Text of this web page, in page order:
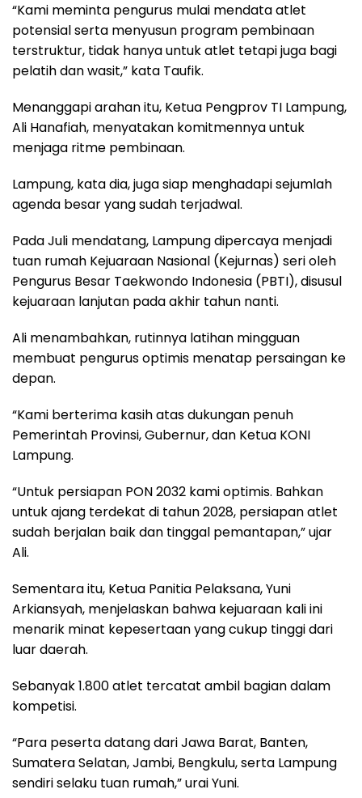
“Kami meminta pengurus mulai mendata atlet
potensial serta menyusun program pembinaan
terstruktur, tidak hanya untuk atlet tetapi juga bagi
pelatih dan wasit,” kata Taufik.
Menanggapi arahan itu, Ketua Pengprov TI Lampung,
Ali Hanafiah, menyatakan komitmennya untuk
menjaga ritme pembinaan.
Lampung, kata dia, juga siap menghadapi sejumlah
agenda besar yang sudah terjadwal.
Pada Juli mendatang, Lampung dipercaya menjadi
tuan rumah Kejuaraan Nasional (Kejurnas) seri oleh
Pengurus Besar Taekwondo Indonesia (PBTI), disusul
kejuaraan lanjutan pada akhir tahun nanti.
Ali menambahkan, rutinnya latihan mingguan
membuat pengurus optimis menatap persaingan ke
depan.
“Kami berterima kasih atas dukungan penuh
Pemerintah Provinsi, Gubernur, dan Ketua KONI
Lampung.
“Untuk persiapan PON 2032 kami optimis. Bahkan
untuk ajang terdekat di tahun 2028, persiapan atlet
sudah berjalan baik dan tinggal pemantapan,” ujar
Ali.
Sementara itu, Ketua Panitia Pelaksana, Yuni
Arkiansyah, menjelaskan bahwa kejuaraan kali ini
menarik minat kepesertaan yang cukup tinggi dari
luar daerah.
Sebanyak 1.800 atlet tercatat ambil bagian dalam
kompetisi.
“Para peserta datang dari Jawa Barat, Banten,
Sumatera Selatan, Jambi, Bengkulu, serta Lampung
sendiri selaku tuan rumah,” urai Yuni.